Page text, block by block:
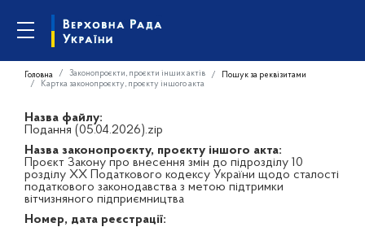
Головна Законопроєкти, проєкти інших актів
Пошук за реквізитами
Картка законопроєкту, проєкту іншого акта
Назва файлу:
Подання (05.04.2026).zip
Назва законопроєкту, проєкту іншого акта:
Проєкт Закону про внесення змін до підрозділу 10
розділу ХХ Податкового кодексу України щодо сталості
податкового законодавства з метою підтримки
вітчизняного підприємництва
Номер, дата реєстрації: